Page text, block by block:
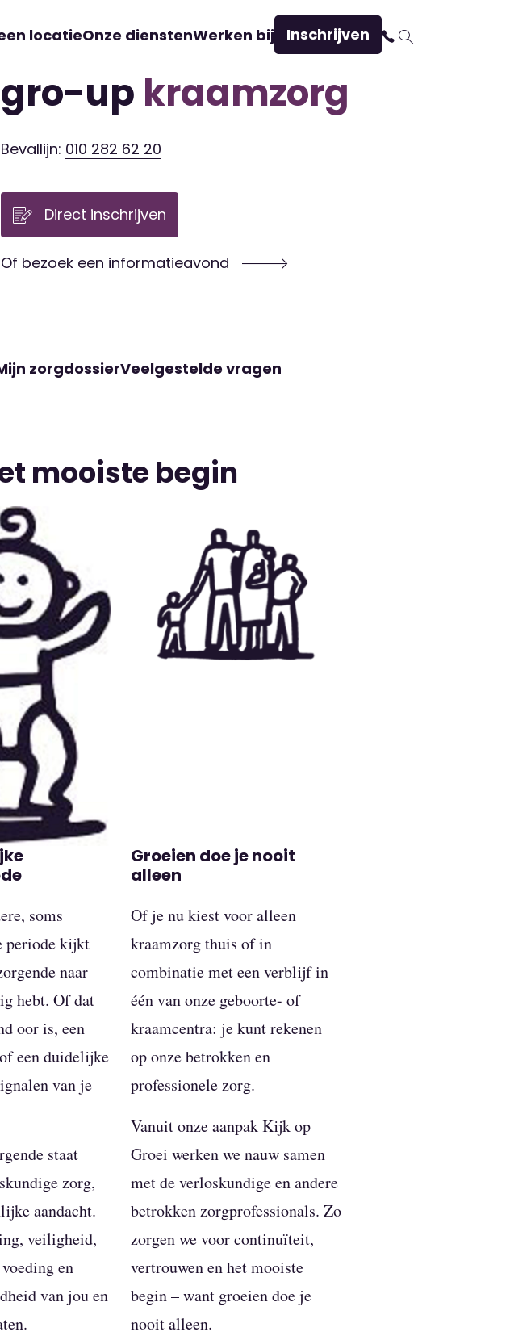
locatieOnze dienstenWerken bij Inschrijven
gro-up kraamzorg
Bevallijn: 010 282 62 20
Direct inschrijven
Of bezoek een informatieavond
zorgdossierVeelgestelde vragen
mooiste begin
soms
periode kijkt
naar
hebt. Of dat
oor is, een
een duidelijke
van je
staat
zorg,
aandacht.
veiligheid,
en
van jou en
Groeien doe je nooit
alleen
Of je nu kiest voor alleen
kraamzorg thuis of in
combinatie met een verblijf in
één van onze geboorte- of
kraamcentra: je kunt rekenen
op onze betrokken en
professionele zorg.
Vanuit onze aanpak Kijk op
Groei werken we nauw samen
met de verloskundige en andere
betrokken zorgprofessionals. Zo
zorgen we voor continuïteit,
vertrouwen en het mooiste
begin – want groeien doe je
nooit alleen.